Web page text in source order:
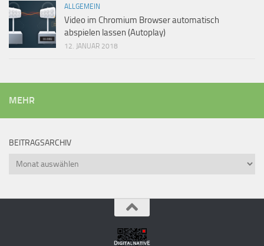
ALLGEMEIN
Video im Chromium Browser automatisch
abspielen lassen (Autoplay)
12. JANUAR 2018
MEHR
BEITRAGSARCHIV
Beitragsarchiv